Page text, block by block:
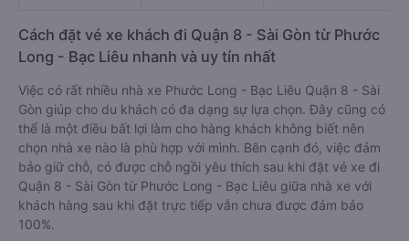
Cách đặt vé xe khách đi Quận 8 - Sài Gòn từ Phước
Long - Bạc Liêu nhanh và uy tín nhất
Việc có rất nhiều nhà xe Phước Long - Bạc Liêu Quận 8 - Sài
Gòn giúp cho du khách có đa dạng sự lựa chọn. Đây cũng có
thể là một điều bất lợi làm cho hàng khách không biết nên
chọn nhà xe nào là phù hợp với mình. Bên cạnh đó, việc đảm
bảo giữ chỗ, có được chỗ ngồi yêu thích sau khi đặt vé xe đi
Quận 8 - Sài Gòn từ Phước Long - Bạc Liêu giữa nhà xe với
khách hàng sau khi đặt trực tiếp vẫn chưa được đảm bảo
100%.